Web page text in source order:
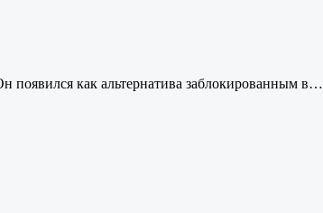
появился как альтернатива заблокированным в…